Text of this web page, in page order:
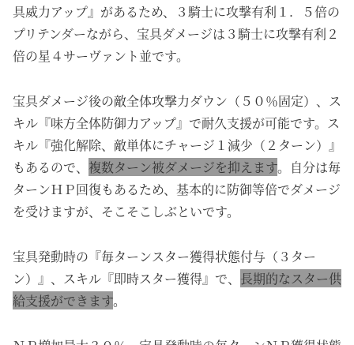
具威力アップ』があるため、３騎士に攻撃有利１．５倍の
プリテンダーながら、宝具ダメージは３騎士に攻撃有利２
倍の星４サーヴァント並です。
宝具ダメージ後の敵全体攻撃力ダウン（５０％固定）、ス
キル『味方全体防御力アップ』で耐久支援が可能です。ス
キル『強化解除、敵単体にチャージ１減少（２ターン）』
もあるので、 複数ターン被ダメージを抑えます。自分は毎
ターンＨＰ回復もあるため、基本的に防御等倍でダメージ
を受けますが、そこそこしぶといです。
宝具発動時の『毎ターンスター獲得状態付与（３ター
ン）』、 スキル『即時スター獲得』で、 長期的なスター供
給支援ができます。